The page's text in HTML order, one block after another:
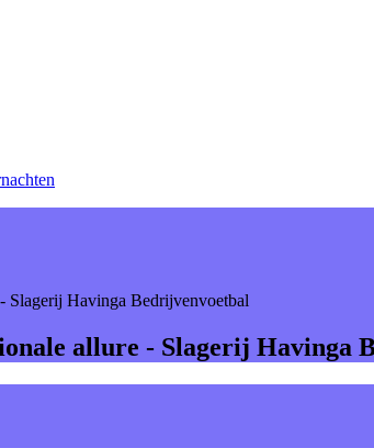
Slagerij Havinga Bedrijvenvoetbal
allure - Slagerij Havinga